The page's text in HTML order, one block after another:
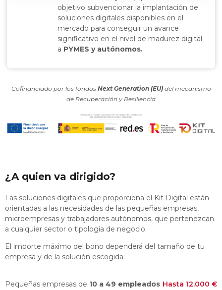
objetivo subvencionar la implantación de
soluciones digitales disponibles en el
mercado para conseguir un avance
significativo en el nivel de madurez digital
a PYMES y autónomos.
Cofinanciado por los fondos Next Generation (EU)del mecanismo
de Recuperación y Resiliencia
¿A quien va dirigido?
Las soluciones digitales que proporciona el Kit Digital están
orientadas a las necesidades de las pequeñas empresas,
microempresas y trabajadores autónomos, que pertenezcan
a cualquier sector o tipología de negocio.
El importe máximo del bono dependerá del tamaño de tu
empresa y de la solución escogida:
Pequeñas empresas de 10 a 49 empleados Hasta 12.000 €